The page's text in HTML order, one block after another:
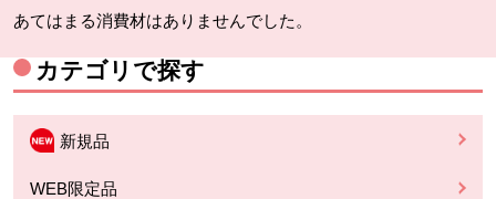
あてはまる消費材はありませんでした。
カテゴリで探す
新規品
WEB限定品